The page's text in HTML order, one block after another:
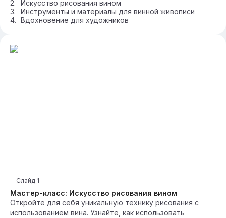
Искусство рисования вином
Инструменты и материалы для винной живописи
Вдохновение для художников
Мастер-класс: Искусство рисования вином
Слайд 1
Откройте для себя уникальную технику рисования с
использованием вина. Узнайте, как использовать